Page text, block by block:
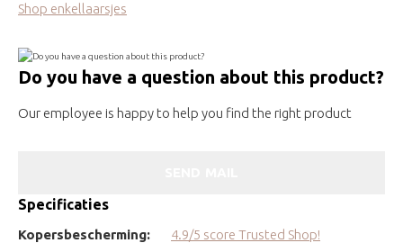
Shop enkellaarsjes
Do you have a question about this product?
Our employee is happy to help you find the right product
Specificaties
Kopersbescherming:
4.9/5 score Trusted Shop!